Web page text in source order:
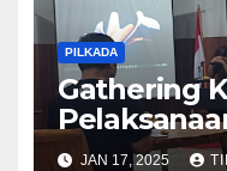
PILKADA
Gathering
Serentak
JAN 17, 2025